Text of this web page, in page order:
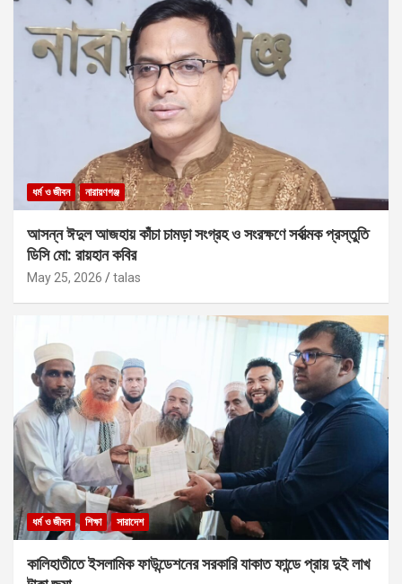
ধর্ম ও জীবন নারায়ণগঞ্জ
আসন্ন ঈদুল আজহায় কাঁচা চামড়া সংগ্রহ ও সংরক্ষণে সর্বাত্মক প্রস্তুতি
ডিসি মো: রায়হান কবির
May 25, 2026 talas
ধর্ম ও জীবন শিক্ষা সারাদেশ
কালিহাতীতে ইসলামিক ফাউন্ডেশনের সরকারি যাকাত ফান্ডে প্রায় দুই লাখ